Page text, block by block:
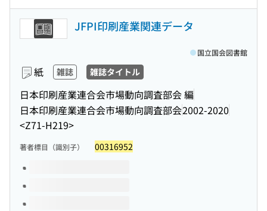
JFPI印刷産業関連データ
紙 雑誌 雑誌タイトル
日本印刷産業連合会市場動向調査部会 編
日本印刷産業連合会市場動向調査部会2002-2020
<Z71-H219>
国立国会図書館
著者標目（識別子） 00316952
このタイトルの巻号